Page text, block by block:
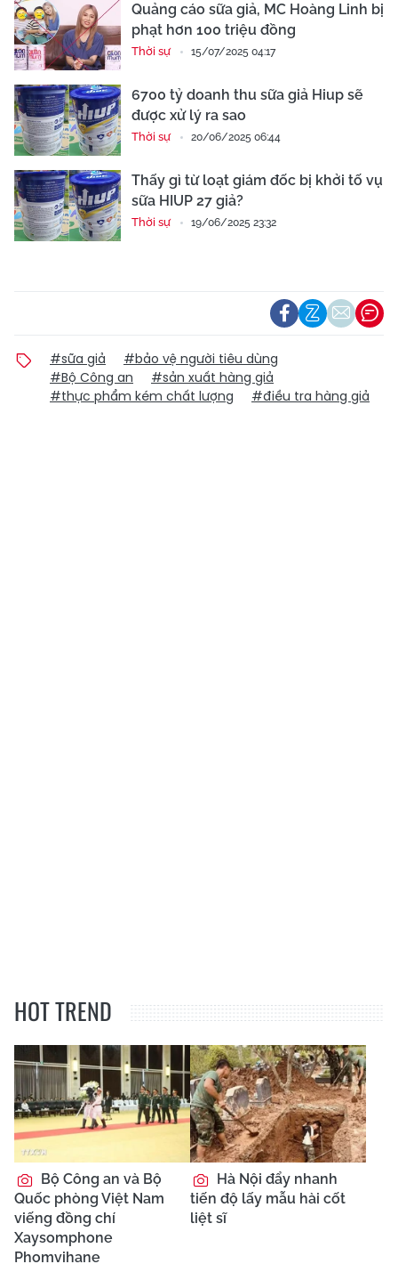
Quảng cáo sữa giả, MC Hoàng Linh bị
phạt hơn 100 triệu đồng
Thời sự 15/07/2025 04:17
6700 tỷ doanh thu sữa giả Hiup sẽ
được xử lý ra sao
Thời sự 20/06/2025 06:44
Thấy gì từ loạt giám đốc bị khởi tố vụ
sữa HIUP 27 giả?
Thời sự 19/06/2025 23:32
#sữa giả
#bảo vệ người tiêu dùng
#Bộ Công an
#sản xuất hàng giả
#thực phẩm kém chất lượng
#điều tra hàng giả
HOT TREND
Bộ Công an và Bộ
Quốc phòng Việt Nam
viếng đồng chí
Xaysomphone
Phomvihane
Hà Nội đẩy nhanh
tiến độ lấy mẫu hài cốt
liệt sĩ